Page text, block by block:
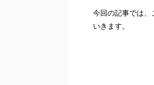
今回の記事では、
いきます。